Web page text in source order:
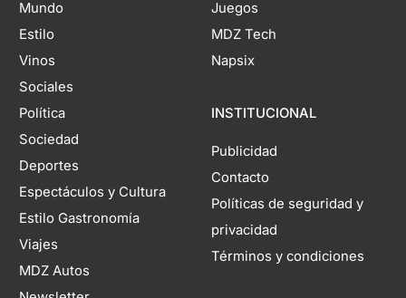
Mundo
Estilo
Vinos
Sociales
Política
Sociedad
Deportes
Espectáculos y Cultura
Estilo Gastronomía
Viajes
MDZ Autos
Juegos
MDZ Tech
Napsix
INSTITUCIONAL
Publicidad
Contacto
Políticas de seguridad y
privacidad
Términos y condiciones